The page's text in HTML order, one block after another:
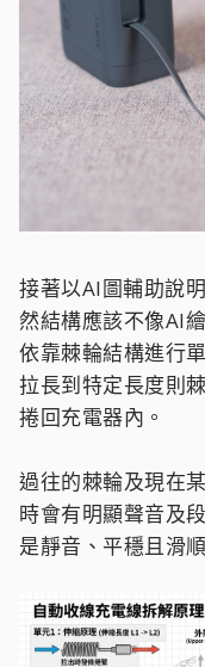
接著以AI圖輔助說
然結構應該不像AI
依靠棘輪結構進行
拉長到特定長度則
捲回充電器內。
過往的棘輪及現在
時會有明顯聲音及
是靜音、平穩且滑